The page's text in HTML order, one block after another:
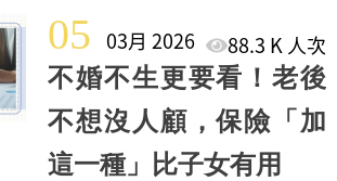
05 03月 2026
88.3 K 人次
不婚不生更要看！老後
不想沒人顧，保險「加
這一種」比子女有用